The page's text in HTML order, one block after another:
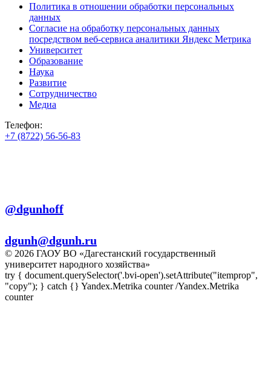
Политика в отношении обработки персональных
данных
Согласие на обработку персональных данных
посредством веб-сервиса аналитики Яндекс Метрика
Университет
Образование
Наука
Развитие
Сотрудничество
Медиа
Телефон:
+7 (8722) 56-56-83
@dgunhoff
dgunh@dgunh.ru
© 2026 ГАОУ ВО «Дагестанский государственный
университет народного хозяйства»
try { document.querySelector('.bvi-open').setAttribute("itemprop",
"copy"); } catch {} Yandex.Metrika counter/Yandex.Metrika
counter